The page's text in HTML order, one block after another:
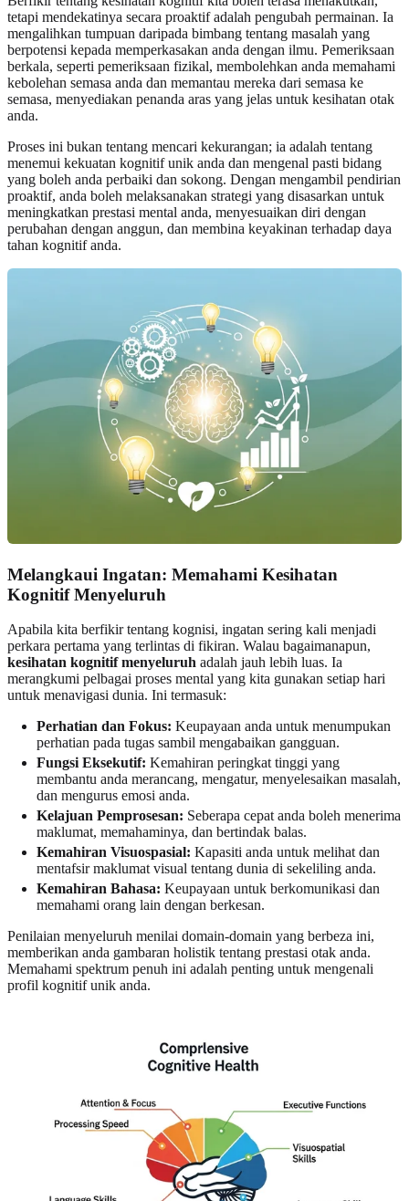
tetapi mendekatinya secara proaktif adalah pengubah permainan. Ia
mengalihkan tumpuan daripada bimbang tentang masalah yang
berpotensi kepada memperkasakan anda dengan ilmu. Pemeriksaan
berkala, seperti pemeriksaan fizikal, membolehkan anda memahami
kebolehan semasa anda dan memantau mereka dari semasa ke
semasa, menyediakan penanda aras yang jelas untuk kesihatan otak
anda.
Proses ini bukan tentang mencari kekurangan; ia adalah tentang
menemui kekuatan kognitif unik anda dan mengenal pasti bidang
yang boleh anda perbaiki dan sokong. Dengan mengambil pendirian
proaktif, anda boleh melaksanakan strategi yang disasarkan untuk
meningkatkan prestasi mental anda, menyesuaikan diri dengan
perubahan dengan anggun, dan membina keyakinan terhadap daya
tahan kognitif anda.
Melangkaui Ingatan: Memahami Kesihatan
Kognitif Menyeluruh
Apabila kita berfikir tentang kognisi, ingatan sering kali menjadi
perkara pertama yang terlintas di fikiran. Walau bagaimanapun,
kesihatan kognitif menyeluruh adalah jauh lebih luas. Ia
merangkumi pelbagai proses mental yang kita gunakan setiap hari
untuk menavigasi dunia. Ini termasuk:
Perhatian dan Fokus: Keupayaan anda untuk menumpukan
perhatian pada tugas sambil mengabaikan gangguan.
Fungsi Eksekutif: Kemahiran peringkat tinggi yang
membantu anda merancang, mengatur, menyelesaikan masalah,
dan mengurus emosi anda.
Kelajuan Pemprosesan: Seberapa cepat anda boleh menerima
maklumat, memahaminya, dan bertindak balas.
Kemahiran Visuospasial: Kapasiti anda untuk melihat dan
mentafsir maklumat visual tentang dunia di sekeliling anda.
Kemahiran Bahasa: Keupayaan untuk berkomunikasi dan
memahami orang lain dengan berkesan.
Penilaian menyeluruh menilai domain-domain yang berbeza ini,
memberikan anda gambaran holistik tentang prestasi otak anda.
Memahami spektrum penuh ini adalah penting untuk mengenali
profil kognitif unik anda.